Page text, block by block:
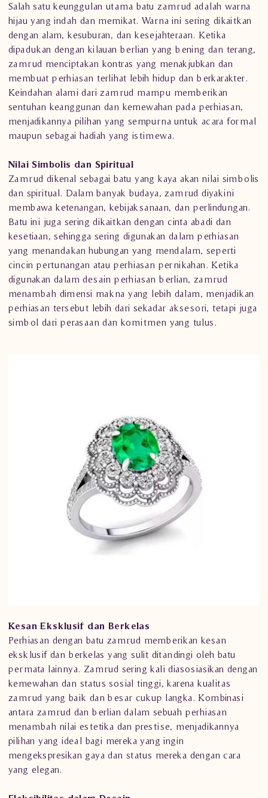
Salah satu keunggulan utama batu zamrud adalah warna
hijau yang indah dan memikat. Warna ini sering dikaitkan
dengan alam, kesuburan, dan kesejahteraan. Ketika
dipadukan dengan kilauan berlian yang bening dan terang,
zamrud menciptakan kontras yang menakjubkan dan
membuat perhiasan terlihat lebih hidup dan berkarakter.
Keindahan alami dari zamrud mampu memberikan
sentuhan keanggunan dan kemewahan pada perhiasan,
menjadikannya pilihan yang sempurna untuk acara formal
maupun sebagai hadiah yang istimewa.
Nilai Simbolis dan Spiritual
Zamrud dikenal sebagai batu yang kaya akan nilai simbolis
dan spiritual. Dalam banyak budaya, zamrud diyakini
membawa ketenangan, kebijaksanaan, dan perlindungan.
Batu ini juga sering dikaitkan dengan cinta abadi dan
kesetiaan, sehingga sering digunakan dalam perhiasan
yang menandakan hubungan yang mendalam, seperti
cincin pertunangan atau perhiasan pernikahan. Ketika
digunakan dalam desain perhiasan berlian, zamrud
menambah dimensi makna yang lebih dalam, menjadikan
perhiasan tersebut lebih dari sekadar aksesori, tetapi juga
simbol dari perasaan dan komitmen yang tulus.
Kesan Eksklusif dan Berkelas
Perhiasan dengan batu zamrud memberikan kesan
eksklusif dan berkelas yang sulit ditandingi oleh batu
permata lainnya. Zamrud sering kali diasosiasikan dengan
kemewahan dan status sosial tinggi, karena kualitas
zamrud yang baik dan besar cukup langka. Kombinasi
antara zamrud dan berlian dalam sebuah perhiasan
menambah nilai estetika dan prestise, menjadikannya
pilihan yang ideal bagi mereka yang ingin
mengekspresikan gaya dan status mereka dengan cara
yang elegan.